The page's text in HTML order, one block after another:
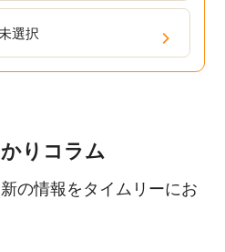
選択
りコラム
の情報をタイムリーにお